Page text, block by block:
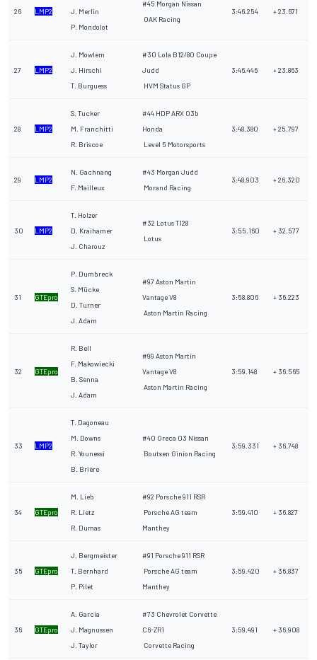
26 LMP2
J. Merlin
P. Mondolot
#45 Morgan Nissan
OAK Racing
3:46.254 + 23.671
27 LMP2
J. Mowlem
J. Hirschi
T. Burguess
#30 Lola B12/80 Coupe
Judd
HVM Status GP
3:46.446 + 23.863
28 LMP2
S. Tucker
M. Franchitti
R. Briscoe
#44 HDP ARX 03b
Honda
Level 5 Motorsports
3:48.380 + 25.797
29 LMP2
N. Gachnang
F. Mailleux
#43 Morgan Judd
Morand Racing
3:48.903 + 26.320
30 LMP2
T. Holzer
D. Kraihamer
J. Charouz
#32 Lotus T128
Lotus
3:55.160 + 32.577
31 GTEpro
P. Dumbreck
S. Mücke
D. Turner
J. Adam
#97 Aston Martin
Vantage V8
Aston Martin Racing
3:58.806 + 36.223
32 GTEpro
R. Bell
F. Makowiecki
B. Senna
J. Adam
#99 Aston Martin
Vantage V8
Aston Martin Racing
3:59.148 + 36.565
33 LMP2
T. Dagoneau
M. Downs
R. Younessi
B. Brière
#40 Oreca 03 Nissan
Boutsen Ginion Racing
3:59.331 + 36.748
34 GTEpro
M. Lieb
R. Lietz
R. Dumas
#92 Porsche 911 RSR
Porsche AG team
Manthey
3:59.410 + 36.827
35 GTEpro
J. Bergmeister
T. Bernhard
P. Pilet
#91 Porsche 911 RSR
Porsche AG team
Manthey
3:59.420 + 36.837
36 GTEpro
A. Garcia
J. Magnussen
J. Taylor
#73 Chevrolet Corvette
C6-ZR1
Corvette Racing
3:59.491 + 36.908